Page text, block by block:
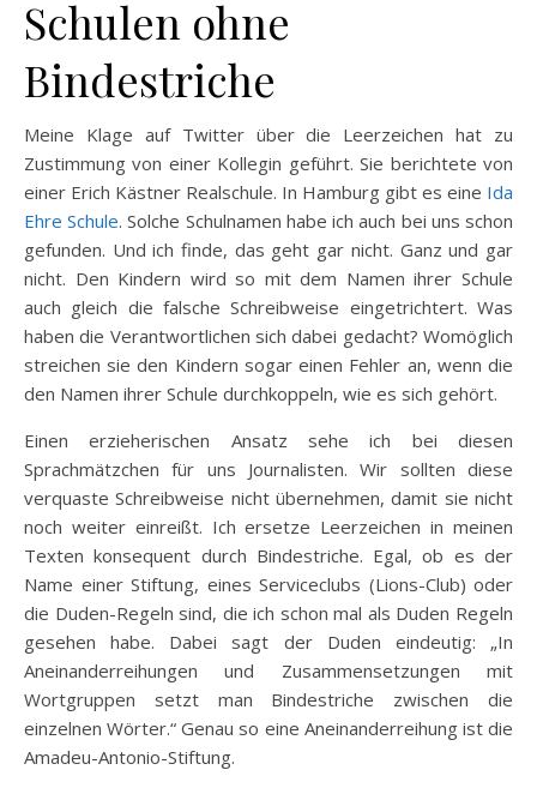
Schulen ohne
Bindestriche
Meine Klage auf Twitter über die Leerzeichen hat zu
Zustimmung von einer Kollegin geführt. Sie berichtete von
einer Erich Kästner Realschule. In Hamburg gibt es eine Ida
Ehre Schule. Solche Schulnamen habe ich auch bei uns schon
gefunden. Und ich finde, das geht gar nicht. Ganz und gar
nicht. Den Kindern wird so mit dem Namen ihrer Schule
auch gleich die falsche Schreibweise eingetrichtert. Was
haben die Verantwortlichen sich dabei gedacht? Womöglich
streichen sie den Kindern sogar einen Fehler an, wenn die
den Namen ihrer Schule durchkoppeln, wie es sich gehört.
Einen erzieherischen Ansatz sehe ich bei diesen
Sprachmätzchen für uns Journalisten. Wir sollten diese
verquaste Schreibweise nicht übernehmen, damit sie nicht
noch weiter einreißt. Ich ersetze Leerzeichen in meinen
Texten konsequent durch Bindestriche. Egal, ob es der
Name einer Stiftung, eines Serviceclubs (Lions-Club) oder
die Duden-Regeln sind, die ich schon mal als Duden Regeln
gesehen habe. Dabei sagt der Duden eindeutig: „In
Aneinanderreihungen und Zusammensetzungen mit
Wortgruppen setzt man Bindestriche zwischen die
einzelnen Wörter.“ Genau so eine Aneinanderreihung ist die
Amadeu-Antonio-Stiftung.